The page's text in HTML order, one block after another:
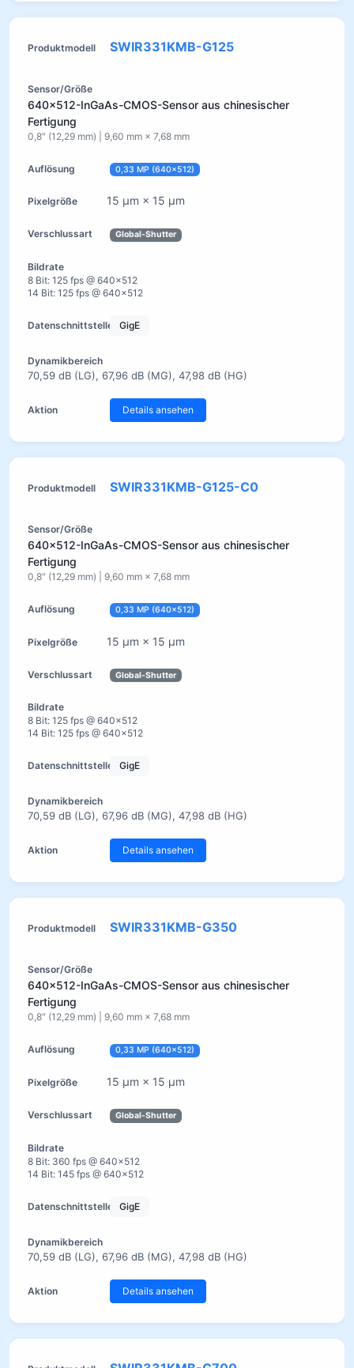
SWIR331KMB-G125
640×512-InGaAs-CMOS-Sensor aus chinesischer
Fertigung
0,8″ (12,29 mm) | 9,60 mm × 7,68 mm
0,33 MP (640×512)
15 µm × 15 µm
Global-Shutter
8 Bit: 125 fps @ 640×512
14 Bit: 125 fps @ 640×512
GigE
70,59 dB (LG), 67,96 dB (MG), 47,98 dB (HG)
Details ansehen
SWIR331KMB-G125-C0
640×512-InGaAs-CMOS-Sensor aus chinesischer
Fertigung
0,8″ (12,29 mm) | 9,60 mm × 7,68 mm
0,33 MP (640×512)
15 µm × 15 µm
Global-Shutter
8 Bit: 125 fps @ 640×512
14 Bit: 125 fps @ 640×512
GigE
70,59 dB (LG), 67,96 dB (MG), 47,98 dB (HG)
Details ansehen
SWIR331KMB-G350
640×512-InGaAs-CMOS-Sensor aus chinesischer
Fertigung
0,8″ (12,29 mm) | 9,60 mm × 7,68 mm
0,33 MP (640×512)
15 µm × 15 µm
Global-Shutter
8 Bit: 360 fps @ 640×512
14 Bit: 145 fps @ 640×512
GigE
70,59 dB (LG), 67,96 dB (MG), 47,98 dB (HG)
Details ansehen